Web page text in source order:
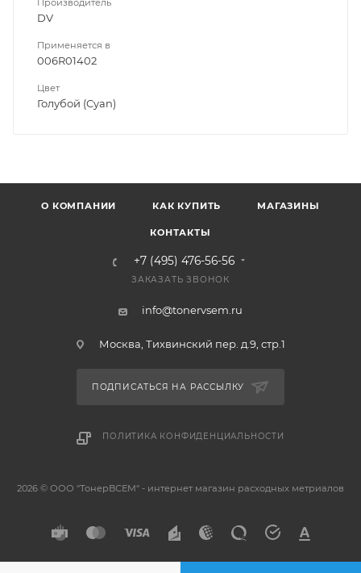
DV
Применяется в
006R01402
Цвет
Голубой (Cyan)
О КОМПАНИИ КАК КУПИТЬ МАГАЗИНЫ
КОНТАКТЫ
+7 (495) 476-56-56
ЗАКАЗАТЬ ЗВОНОК
info@tonervsem.ru
Москва, Тихвинский пер. д.9, стр.1
ПОДПИСАТЬСЯ НА РАССЫЛКУ
ПОЛИТИКА КОНФИДЕНЦИАЛЬНОСТИ
2026 © ООО "ТонерВСЕМ" - интернет магазин расходных метриалов